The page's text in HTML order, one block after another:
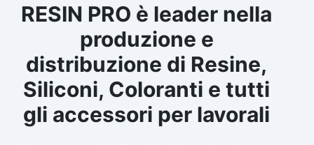
RESIN PRO è leader nella
produzione e
distribuzione di Resine,
Siliconi, Coloranti e tutti
gli accessori per lavorali